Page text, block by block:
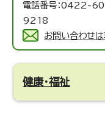
電話番号：0422-
9218
お問い合わせは
健康・福祉